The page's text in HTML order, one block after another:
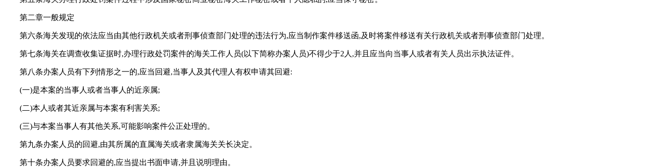
第二章一般规定
第六条海关发现的依法应当由其他行政机关或者刑事侦查部门处理的违法行为,应当制作案件移送函,及时将案件移送有关行政机关或者刑事侦查部门处理。
第七条海关在调查收集证据时,办理行政处罚案件的海关工作人员(以下简称办案人员)不得少于2人,并且应当向当事人或者有关人员出示执法证件。
第八条办案人员有下列情形之一的,应当回避,当事人及其代理人有权申请其回避:
(一)是本案的当事人或者当事人的近亲属;
(二)本人或者其近亲属与本案有利害关系;
(三)与本案当事人有其他关系,可能影响案件公正处理的。
第九条办案人员的回避,由其所属的直属海关或者隶属海关关长决定。
第十条办案人员要求回避的,应当提出书面申请,并且说明理由。